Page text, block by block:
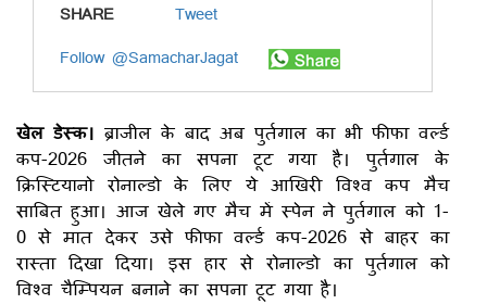
SHARE
Tweet
Follow @SamacharJagat
खेल डेस्क। ब्राजील के बाद अब पुर्तगाल का भी फीफा वर्ल्ड
कप-2026 जीतने का सपना टूट गया है। पुर्तगाल के
क्रिस्टियानो रोनाल्डो के लिए ये आखिरी विश्व कप मैच
साबित हुआ। आज खेले गए मैच में स्पेन ने पुर्तगाल को 1-
0 से मात देकर उसे फीफा वर्ल्ड कप-2026 से बाहर का
रास्ता दिखा दिया। इस हार से रोनाल्डो का पुर्तगाल को
विश्व चैम्पियन बनाने का सपना टूट गया है।